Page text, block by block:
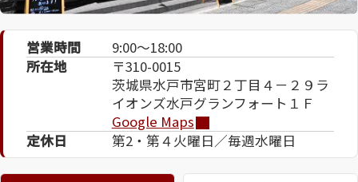
人気のカテゴリから探す
営業時間
9:00～18:00
所在地
〒310-0015
茨城県水戸市宮町２丁目４－２９ラ
イオンズ水戸グランフォート１Ｆ
Google Maps
定休日
第2・第４火曜日／毎週水曜日